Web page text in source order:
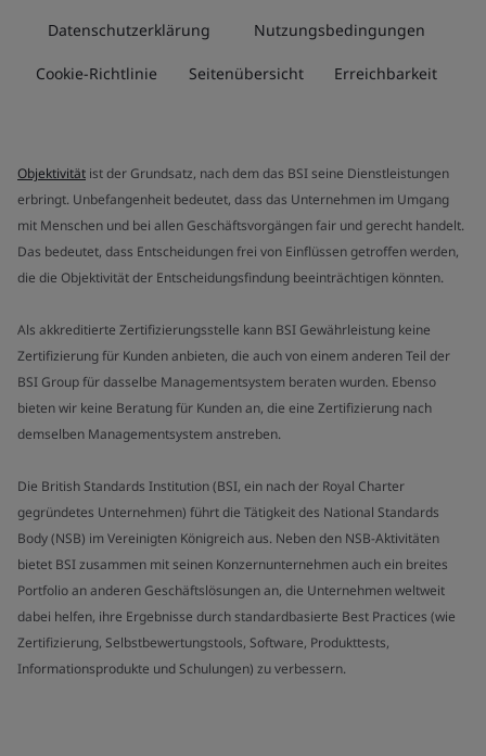
Datenschutzerklärung Nutzungsbedingungen
Cookie-Richtlinie Seitenübersicht Erreichbarkeit
Objektivität ist der Grundsatz, nach dem das BSI seine Dienstleistungen
erbringt. Unbefangenheit bedeutet, dass das Unternehmen im Umgang
mit Menschen und bei allen Geschäftsvorgängen fair und gerecht handelt.
Das bedeutet, dass Entscheidungen frei von Einflüssen getroffen werden,
die die Objektivität der Entscheidungsfindung beeinträchtigen könnten.
Als akkreditierte Zertifizierungsstelle kann BSI Gewährleistung keine
Zertifizierung für Kunden anbieten, die auch von einem anderen Teil der
BSI Group für dasselbe Managementsystem beraten wurden. Ebenso
bieten wir keine Beratung für Kunden an, die eine Zertifizierung nach
demselben Managementsystem anstreben.
Die British Standards Institution (BSI, ein nach der Royal Charter
gegründetes Unternehmen) führt die Tätigkeit des National Standards
Body (NSB) im Vereinigten Königreich aus. Neben den NSB-Aktivitäten
bietet BSI zusammen mit seinen Konzernunternehmen auch ein breites
Portfolio an anderen Geschäftslösungen an, die Unternehmen weltweit
dabei helfen, ihre Ergebnisse durch standardbasierte Best Practices (wie
Zertifizierung, Selbstbewertungstools, Software, Produkttests,
Informationsprodukte und Schulungen) zu verbessern.